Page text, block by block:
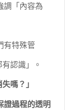
調「內容為
有特殊管
認識」。
嗎？」
證過程的透明